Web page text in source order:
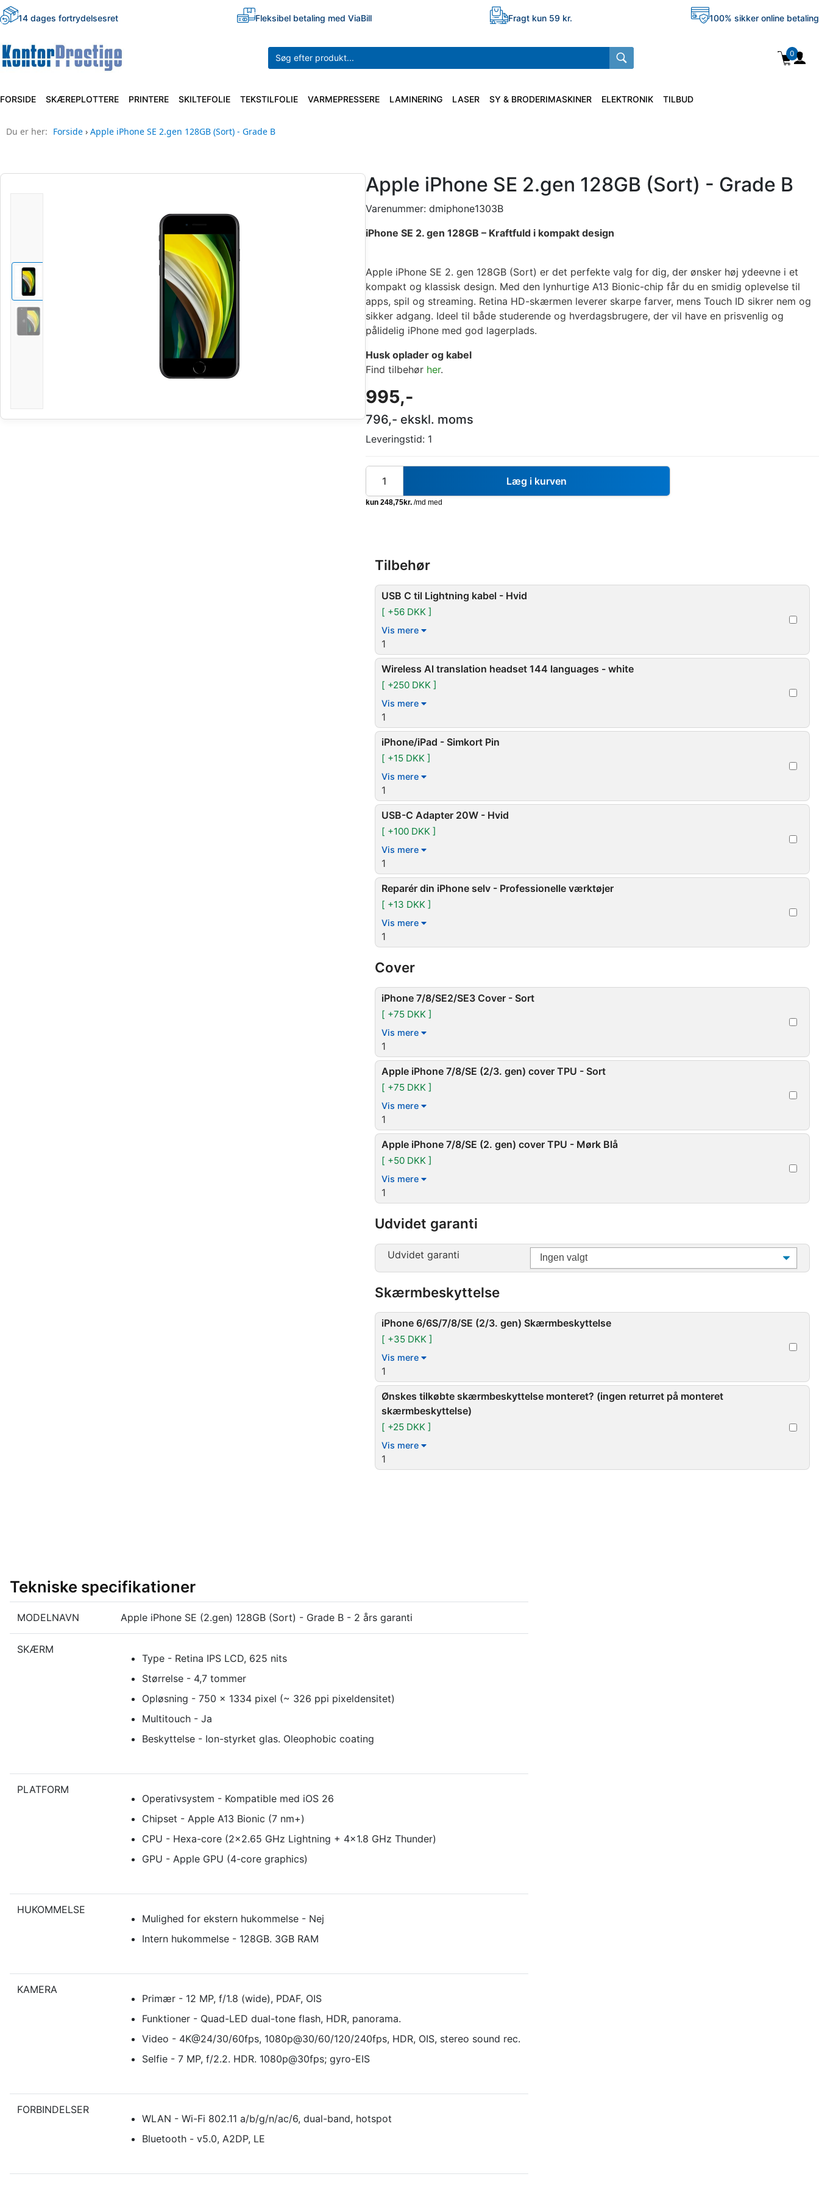
14 dages fortrydelsesret Fleksibel betaling med ViaBill Fragt kun 59 kr. 100% sikker online betaling
0
FORSIDE SKÆREPLOTTERE PRINTERE SKILTEFOLIE TEKSTILFOLIE VARMEPRESSERE LAMINERING LASER SY & BRODERIMASKINER ELEKTRONIK TILBUD
Du er her: Forside › Apple iPhone SE 2.gen 128GB (Sort) - Grade B
Apple iPhone SE 2.gen 128GB (Sort) - Grade B
Varenummer: dmiphone1303B
iPhone SE 2. gen 128GB – Kraftfuld i kompakt design
Apple iPhone SE 2. gen 128GB (Sort) er det perfekte valg for dig, der ønsker høj ydeevne i et
kompakt og klassisk design. Med den lynhurtige A13 Bionic-chip får du en smidig oplevelse til
apps, spil og streaming. Retina HD-skærmen leverer skarpe farver, mens Touch ID sikrer nem og
sikker adgang. Ideel til både studerende og hverdagsbrugere, der vil have en prisvenlig og
pålidelig iPhone med god lagerplads.
Husk oplader og kabel
Find tilbehør her.
995,-
796,- ekskl. moms
Leveringstid: 1
Læg i kurven
Tilbehør
USB C til Lightning kabel - Hvid
[ +56 DKK ]
Vis mere
1
Wireless Al translation headset 144 languages - white
[ +250 DKK ]
Vis mere
1
iPhone/iPad - Simkort Pin
[ +15 DKK ]
Vis mere
1
USB-C Adapter 20W - Hvid
[ +100 DKK ]
Vis mere
1
Reparér din iPhone selv - Professionelle værktøjer
[ +13 DKK ]
Vis mere
1
Cover
iPhone 7/8/SE2/SE3 Cover - Sort
[ +75 DKK ]
Vis mere
1
Apple iPhone 7/8/SE (2/3. gen) cover TPU - Sort
[ +75 DKK ]
Vis mere
1
Apple iPhone 7/8/SE (2. gen) cover TPU - Mørk Blå
[ +50 DKK ]
Vis mere
1
Udvidet garanti
Udvidet garanti
Skærmbeskyttelse
iPhone 6/6S/7/8/SE (2/3. gen) Skærmbeskyttelse
[ +35 DKK ]
Vis mere
1
Ønskes tilkøbte skærmbeskyttelse monteret? (ingen returret på monteret
skærmbeskyttelse)
[ +25 DKK ]
Vis mere
1
Tekniske specifikationer
MODELNAVN Apple iPhone SE (2.gen) 128GB (Sort) - Grade B - 2 års garanti
SKÆRM
Type - Retina IPS LCD, 625 nits
Størrelse - 4,7 tommer
Opløsning - 750 x 1334 pixel (~ 326 ppi pixeldensitet)
Multitouch - Ja
Beskyttelse - Ion-styrket glas. Oleophobic coating
PLATFORM
Operativsystem - Kompatible med iOS 26
Chipset - Apple A13 Bionic (7 nm+)
CPU - Hexa-core (2x2.65 GHz Lightning + 4x1.8 GHz Thunder)
GPU - Apple GPU (4-core graphics)
HUKOMMELSE
Mulighed for ekstern hukommelse - Nej
Intern hukommelse - 128GB. 3GB RAM
KAMERA
Primær - 12 MP, f/1.8 (wide), PDAF, OIS
Funktioner - Quad-LED dual-tone flash, HDR, panorama.
Video - 4K@24/30/60fps, 1080p@30/60/120/240fps, HDR, OIS, stereo sound rec.
Selfie - 7 MP, f/2.2. HDR. 1080p@30fps; gyro-EIS
FORBINDELSER
WLAN - Wi-Fi 802.11 a/b/g/n/ac/6, dual-band, hotspot
Bluetooth - v5.0, A2DP, LE